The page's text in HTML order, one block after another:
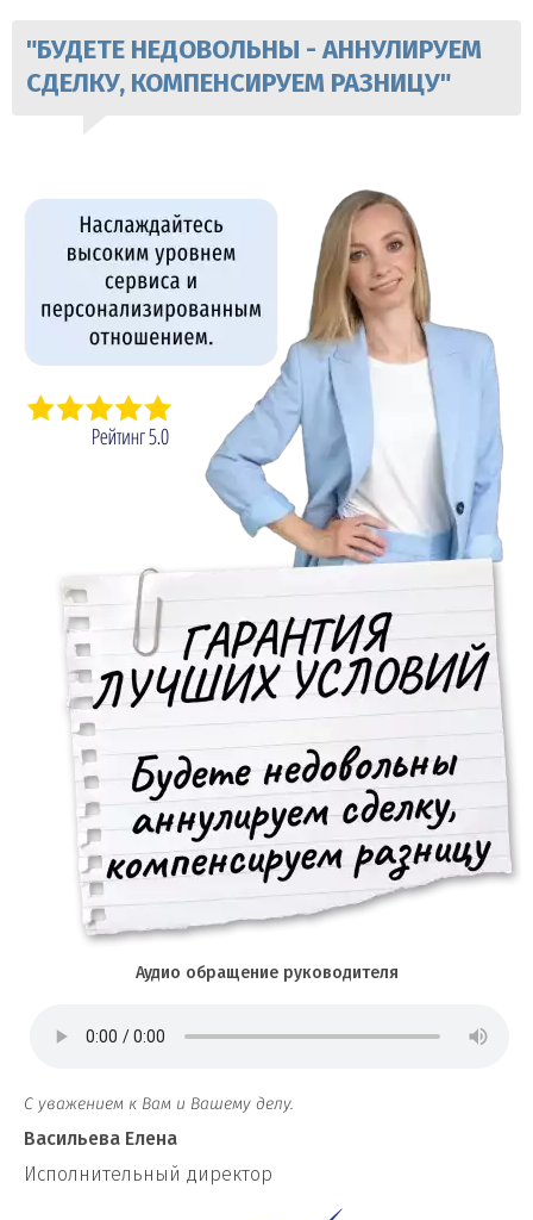
"БУДЕТЕ НЕДОВОЛЬНЫ - АННУЛИРУЕМ
СДЕЛКУ, КОМПЕНСИРУЕМ РАЗНИЦУ"
Аудио обращение руководителя
С уважением к Вам и Вашему делу.
Васильева Елена
И сполнительный директор